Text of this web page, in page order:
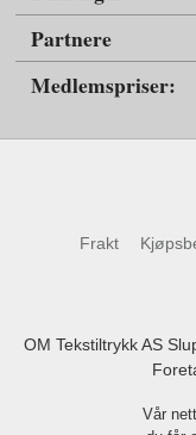
Partnere
Medlemspriser:
Frakt
OM Tekstiltrykk AS
Vår